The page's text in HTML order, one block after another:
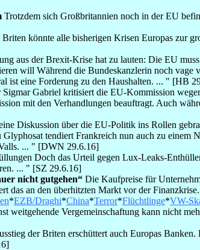
Trotzdem sich Großbritannien noch in der EU
könnte alle bisherigen Krisen Europas zur
aus der Brexit-Krise hat zu lauten: Die EU
will Während die Bundeskanzlerin noch vage
ist eine Forderung zu den Haushalten. ... " [HB
Sigmar Gabriel kritisiert die EU-Kommission
mit den Verhandlungen beauftragt. Auch
Diskussion über die EU-Politik ins Rollen
tendiert Frankreich nun auch zu einem
... " [DWN 29.6.16]
Doch das Urteil gegen Lux-Leaks-
... " [SZ 29.6.16]
nicht gutgehen“ Die Kaufpreise für
das an den überhitzten Markt vor der
*EZB/Draghi*China*Terror*Flüchtlinge*VW-
weitgehende Vergemeinschaftung kann nicht
der Briten erschüttert auch Europas